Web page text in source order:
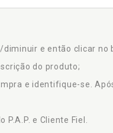
e então clicar
do produto;
e identifique-se.
e Cliente Fiel.